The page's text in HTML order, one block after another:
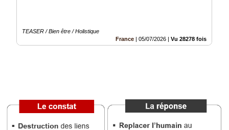
Prémium
éditeur
TEASER / Bien être / Holistique
France
05/07/2026 Vu 28278 fois